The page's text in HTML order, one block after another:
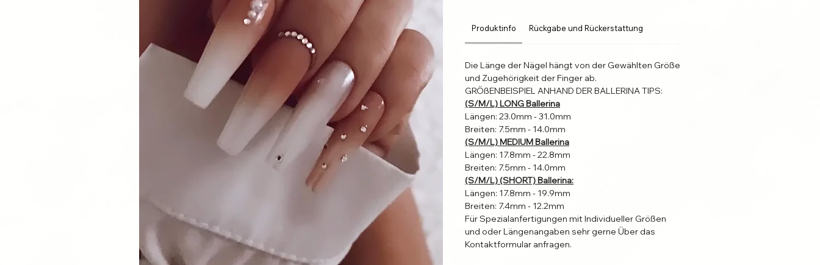
Produktinfo Rückgabe und Rückerstattung
Die Länge der Nägel hängt von der Gewählten Größe
und Zugehörigkeit der Finger ab.
GRÖßENBEISPIEL ANHAND DER BALLERINA TIPS:
(S/M/L) LONG Ballerina
Längen: 23.0mm - 31.0mm
Breiten: 7.5mm - 14.0mm
(S/M/L) MEDIUM Ballerina
Längen: 17.8mm - 22.8mm
Breiten: 7.5mm - 14.0mm
(S/M/L) (SHORT) Ballerina:
Längen: 17.8mm - 19.9mm
Breiten: 7.4mm - 12.2mm
Für Spezialanfertigungen mit Individueller Größen
und oder Längenangaben sehr gerne Über das
Kontaktformular anfragen.